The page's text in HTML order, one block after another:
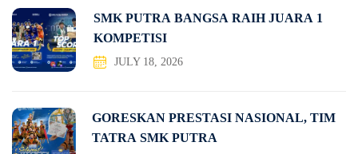
SMK PUTRA BANGSA RAIH JUARA 1
KOMPETISI
JULY 18, 2026
GORESKAN PRESTASI NASIONAL, TIM
TATRA SMK PUTRA